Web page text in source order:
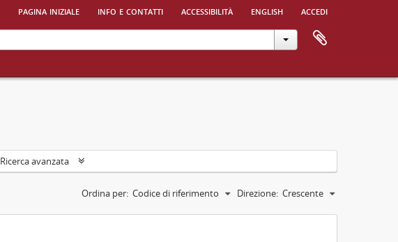
pagina iniziale info e contatti accessibilità english accedi
Ricerca avanzata
Ordina per: Codice di riferimento Direzione: Crescente